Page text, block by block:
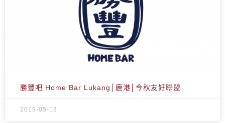
勝豐吧 Home Bar Lukang│鹿港│今秋友好聯盟
2019-05-13